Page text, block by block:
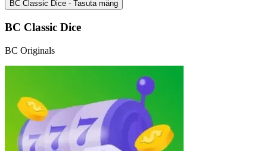
BC Classic Dice - Tasuta mäng
BC Classic Dice
BC Originals